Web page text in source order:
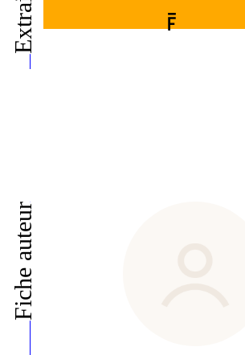
Fiche auteur